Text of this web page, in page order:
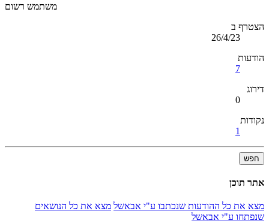
משתמש רשום
הצטרף ב
26/4/23
הודעות
7
דירוג
0
נקודות
1
חפש
אתר תוכן
מצא את כל ההודעות שנכתבו ע"י אבאשל מצא את כל הנושאים
שנפתחו ע"י אבאשל